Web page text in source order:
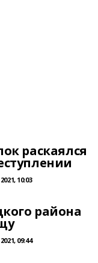
раскаялся
10:03
района
09:44